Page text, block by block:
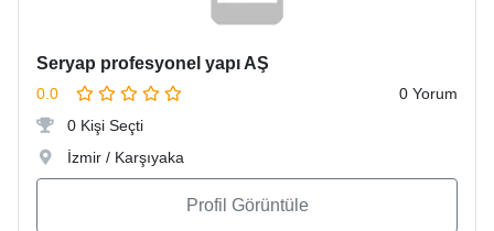
Seryap profesyonel yapı AŞ
0.0
0 Yorum
0 Kişi Seçti
İzmir / Karşıyaka
Profil Görüntüle